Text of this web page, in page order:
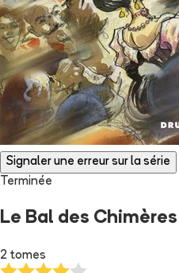
Signaler une erreur sur la série
Terminée
Le Bal des Chimères
2 tomes